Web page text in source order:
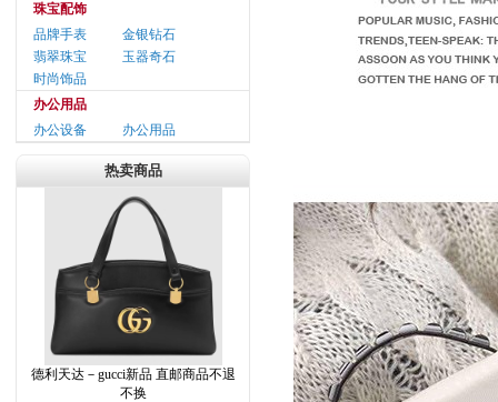
珠宝配饰
品牌手表
金银钻石
翡翠珠宝
玉器奇石
时尚饰品
办公用品
办公设备
办公用品
热卖商品
德利天达－gucci新品 直邮商品不退
不换